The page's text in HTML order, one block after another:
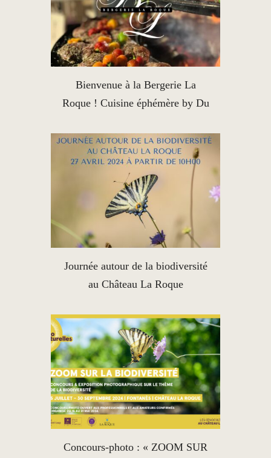
Bienvenue à la Bergerie La
Roque ! Cuisine éphémère by Du
Journée autour de la biodiversité
au Château La Roque
Concours-photo : « ZOOM SUR